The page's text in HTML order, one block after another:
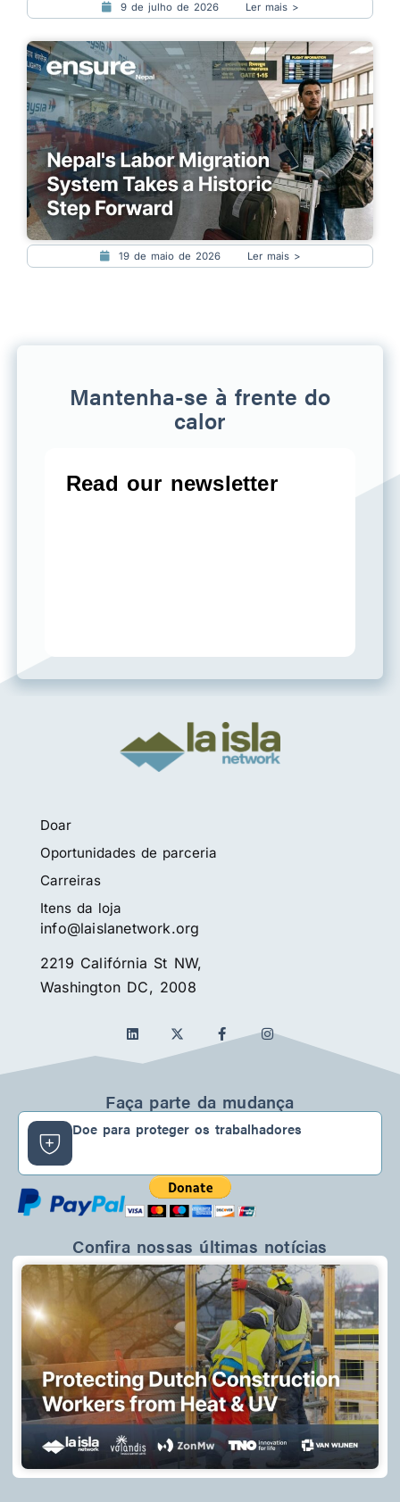
9 de julho de 2026 Ler mais >
19 de maio de 2026 Ler mais >
Mantenha-se à frente do
calor
Doar
Oportunidades de parceria
Carreiras
Itens da loja
info@laislanetwork.org
2219 Califórnia St NW,
Washington DC, 2008
L
i
n
d
i
n
F
a
o
o
k
-
I
n
g
r
a
m
Faça parte da mudança
Doe para proteger os trabalhadores
Confira nossas últimas notícias